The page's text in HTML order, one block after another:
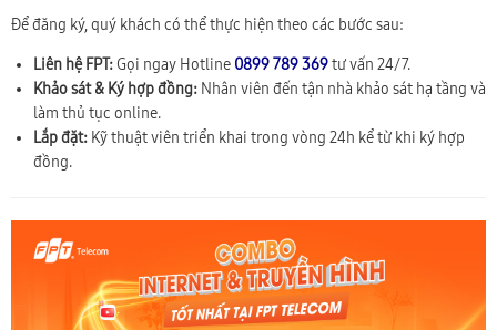
Để đăng ký, quý khách có thể thực hiện theo các bước sau:
Liên hệ FPT: Gọi ngay Hotline 0899 789 369tư vấn 24/7.
Khảo sát & Ký hợp đồng: Nhân viên đến tận nhà khảo sát hạ tầng và
làm thủ tục online.
Lắp đặt: Kỹ thuật viên triển khai trong vòng 24h kể từ khi ký hợp
đồng.